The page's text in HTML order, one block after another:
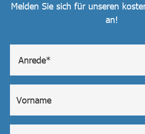
Melden Sie sich für unseren
an!